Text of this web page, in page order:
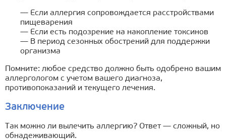
— Если аллергия сопровождается расстройствами
пищеварения
— Если есть подозрение на накопление токсинов
— В период сезонных обострений для поддержки
организма
Помните: любое средство должно быть одобрено вашим
аллергологом с учетом вашего диагноза,
противопоказаний и текущего лечения.
Заключение
Так можно ли вылечить аллергию? Ответ — сложный, но
обнадеживающий.